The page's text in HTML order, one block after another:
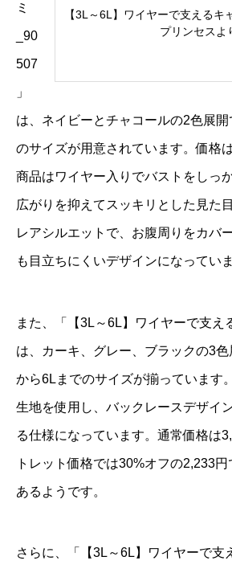
【3L～6L】ワイヤーで支えるキ
プリンセスよ
ミ
_90
507
」
は、ネイビーとチャコールの2色展
のサイズが用意されています。価格
商品はワイヤー入りでバストをしっ
広がりを抑えてスッキリとした見た
レアシルエットで、お腹周りをカバ
も目立ちにくいデザインになっていま
また、「【3L～6L】ワイヤーで支え
は、カーキ、グレー、ブラックの3
から6Lまでのサイズが揃っています
生地を使用し、バックレースデザイ
る仕様になっています。通常価格は
トレット価格では30%オフの2,233
あるようです。
さらに、「【3L～6L】ワイヤーで支